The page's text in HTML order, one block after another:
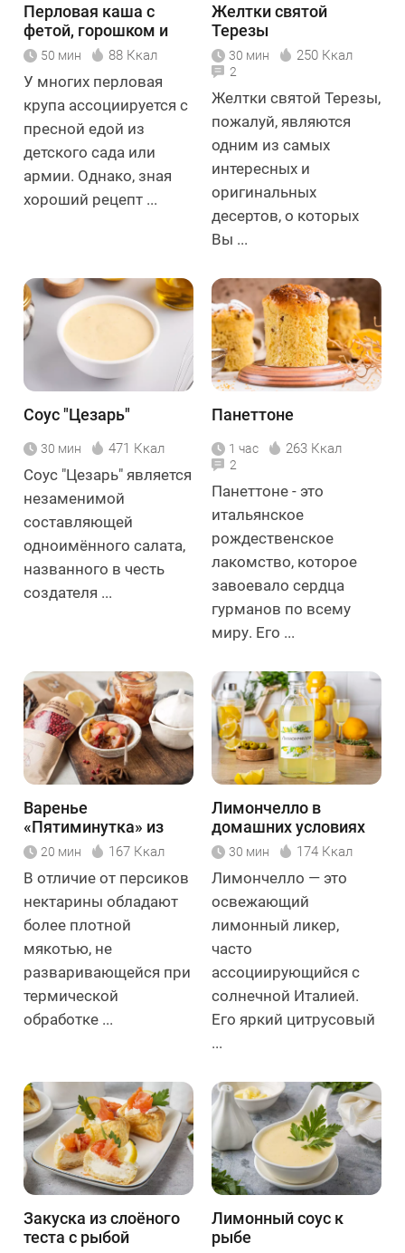
Перловая каша с
фетой, горошком и
мятой
50 мин 88 Ккал
У многих перловая
крупа ассоциируется с
пресной едой из
детского сада или
армии. Однако, зная
хороший рецепт ...
Желтки святой
Терезы
30 мин 250 Ккал
2
Желтки святой Терезы,
пожалуй, являются
одним из самых
интересных и
оригинальных
десертов, о которых
Вы ...
Соус "Цезарь"
30 мин 471 Ккал
Соус "Цезарь" является
незаменимой
составляющей
одноимённого салата,
названного в честь
создателя ...
Панеттоне
1 час 263 Ккал
2
Панеттоне - это
итальянское
рождественское
лакомство, которое
завоевало сердца
гурманов по всему
миру. Его ...
Варенье
«Пятиминутка» из
нектаринов
20 мин 167 Ккал
В отличие от персиков
нектарины обладают
более плотной
мякотью, не
разваривающейся при
термической
обработке ...
Лимончелло в
домашних условиях
30 мин 174 Ккал
Лимончелло — это
освежающий
лимонный ликер,
часто
ассоциирующийся с
солнечной Италией.
Его яркий цитрусовый
...
Закуска из слоёного
теста с рыбой
Лимонный соус к
рыбе